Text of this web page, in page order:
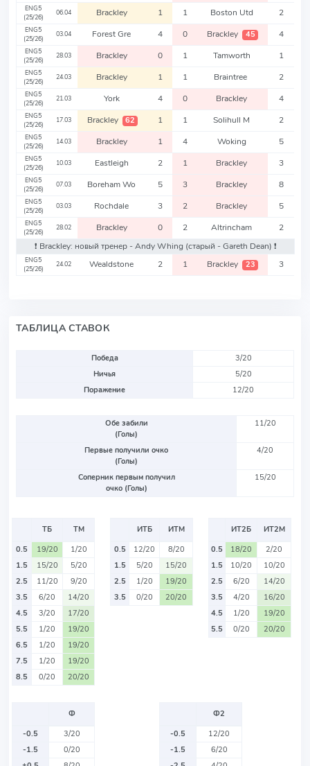
ENG5
(25/26)
06.04 Brackley 1 1 Boston Utd 2
ENG5
(25/26)
03.04 Forest Gre 4 0 Brackley 45 4
ENG5
(25/26)
28.03 Brackley 0 1 Tamworth 1
ENG5
(25/26)
24.03 Brackley 1 1 Braintree 2
ENG5
(25/26)
21.03 York 4 0 Brackley 4
ENG5
(25/26)
17.03 Brackley 62 1 1 Solihull M 2
ENG5
(25/26)
14.03 Brackley 1 4 Woking 5
ENG5
(25/26)
10.03 Eastleigh 2 1 Brackley 3
ENG5
(25/26)
07.03 Boreham Wo 5 3 Brackley 8
ENG5
(25/26)
03.03 Rochdale 3 2 Brackley 5
ENG5
(25/26)
28.02 Brackley 0 2 Altrincham
2
❗️ Brackley: новый тренер - Andy Whing (старый - Gareth Dean) ❗️
ENG5
(25/26)
24.02 Wealdstone 2 1 Brackley 23 3
ТАБЛИЦА СТАВОК
Победа
3/20
Ничья
5/20
Поражение
12/20
Обе забили
(Голы)
11/20
Первые получили очко
(Голы)
4/20
Соперник первым получил
очко (Голы)
15/20
ТБ
ТМ
0.5
19/20
1/20
1.5
15/20
5/20
2.5
11/20
9/20
3.5
6/20
14/20
4.5
3/20
17/20
5.5
1/20
19/20
6.5
1/20
19/20
7.5
1/20
19/20
8.5
0/20 20/20
ИТБ
ИТМ
0.5
12/20
8/20
1.5
5/20
15/20
2.5
1/20
19/20
3.5
0/20 20/20
ИТ2Б
ИТ2М
0.5
18/20
2/20
1.5
10/20
10/20
2.5
6/20
14/20
3.5
4/20
16/20
4.5
1/20
19/20
5.5
0/20 20/20
Ф
-0.5
3/20
-1.5
0/20
Ф2
-0.5
12/20
-1.5
6/20